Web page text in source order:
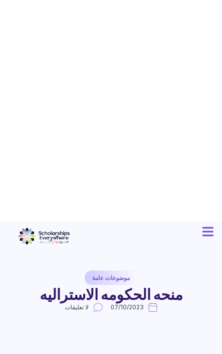
موضوعات عامة
منحه الحكومه الاستراليه
07/10/2023 لا تعليقات